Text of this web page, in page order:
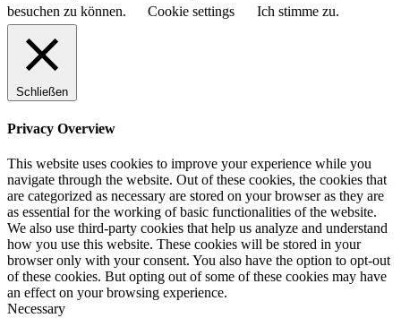
besuchen zu können.
Cookie settings Ich stimme zu.
Schließen
Privacy Overview
This website uses cookies to improve your experience while you
navigate through the website. Out of these cookies, the cookies that
are categorized as necessary are stored on your browser as they are
as essential for the working of basic functionalities of the website.
We also use third-party cookies that help us analyze and understand
how you use this website. These cookies will be stored in your
browser only with your consent. You also have the option to opt-out
of these cookies. But opting out of some of these cookies may have
an effect on your browsing experience.
Necessary